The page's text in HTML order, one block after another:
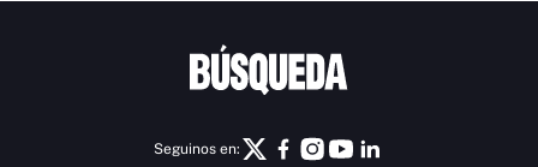
Seguinos en: